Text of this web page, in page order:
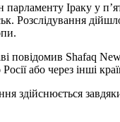
Іраку у
Розслідування
повідомив Shafaq
Росії або через інші
здійснюється